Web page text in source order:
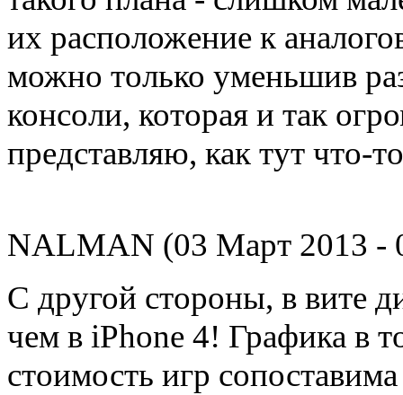
их расположение к
можно только уменьшив
консоли, которая и так
представляю, как тут что-
NALMAN (03 Март 2013 -
С другой стороны, в вите
чем в iPhone 4! Графика в
стоимость игр